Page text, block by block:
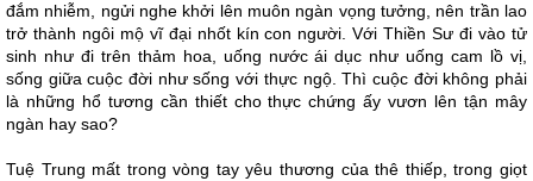
đắm nhiễm, ngửi nghe khởi lên muôn ngàn vọng tưởng, nên trần lao
trở thành ngôi mộ vĩ đại nhốt kín con người. Với Thiền Sư đi vào tử
sinh như đi trên thảm hoa, uống nước ái dục như uống cam lồ vị,
sống giữa cuộc đời như sống với thực ngộ. Thì cuộc đời không phải
là những hổ tương cần thiết cho thực chứng ấy vươn lên tận mây
ngàn hay sao?
Tuệ Trung mất trong vòng tay yêu thương của thê thiếp, trong giọt